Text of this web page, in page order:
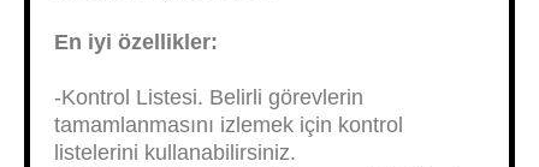
En iyi özellikler:
-Kontrol Listesi. Belirli görevlerin
tamamlanmasını izlemek için kontrol
listelerini kullanabilirsiniz.